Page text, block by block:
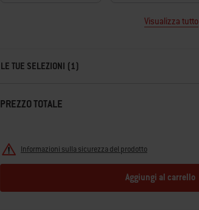
Visualizza tutto
LE TUE SELEZIONI (1)
PREZZO TOTALE
Informazioni sulla sicurezza del prodotto
Aggiungi al carrello